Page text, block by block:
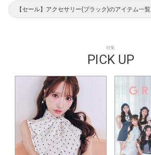
【セール】アクセサリー(ブラック)のアイテム一覧
特集
PICK UP